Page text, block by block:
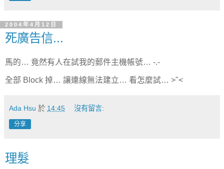
2004年4月12日
死廣告信...
馬的… 竟然有人在試我的郵件主機帳號… -.-
全部 Block 掉… 讓連線無法建立… 看怎麼試… >"<
Ada Hsu 於 14:45 沒有留言:
分享
理髮